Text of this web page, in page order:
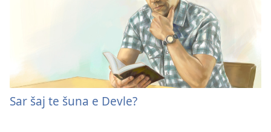
Sar šaj te šuna e Devle?